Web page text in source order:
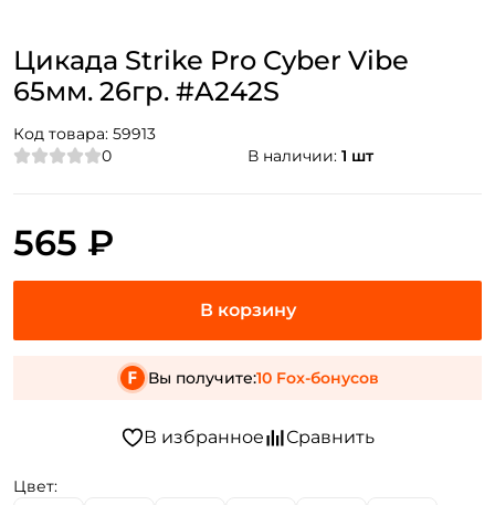
Цикада Strike Pro Cyber Vibe
65мм. 26гр. #A242S
Код товара: 59913
0
В наличии: 1 шт
Цвет:
565 ₽
Вы получите:10 Fox-бонусов